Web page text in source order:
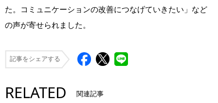
た。コミュニケーションの改善につなげていきたい」など
の声が寄せられました。
記事をシェアする
RELATED 関連記事